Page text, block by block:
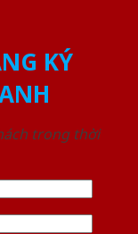
KÝ
trong thời